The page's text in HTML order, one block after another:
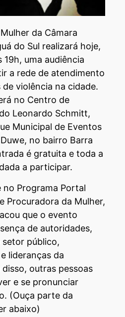
da Câmara
do Sul realizará hoje,
uma audiência
a rede de atendimento
violência na cidade.
no Centro de
Leonardo Schmitt,
Municipal de Eventos
no bairro Barra
é gratuita e toda a
a participar.
no Programa Portal
Procuradora da Mulher,
que o evento
de autoridades,
público,
lideranças da
outras pessoas
e se pronunciar
(Ouça parte da
abaixo)